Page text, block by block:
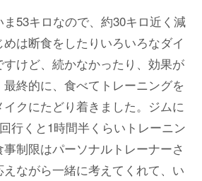
53キロなので、約30キロ近く減
は断食をしたりいろいろなダイ
けど、続かなかったり、効果が
終的に、食べてトレーニングを
クにたどり着きました。ジムに
行くと1時間半くらいトレーニン
制限はパーソナルトレーナーさ
ながら一緒に考えてくれて、い